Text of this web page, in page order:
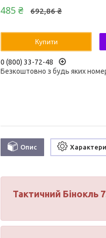
692,86 ₴
485 ₴
Купити
0 (800) 33-72-48
Безкоштовно з будь яких
Опис
Тактичний Бінокль